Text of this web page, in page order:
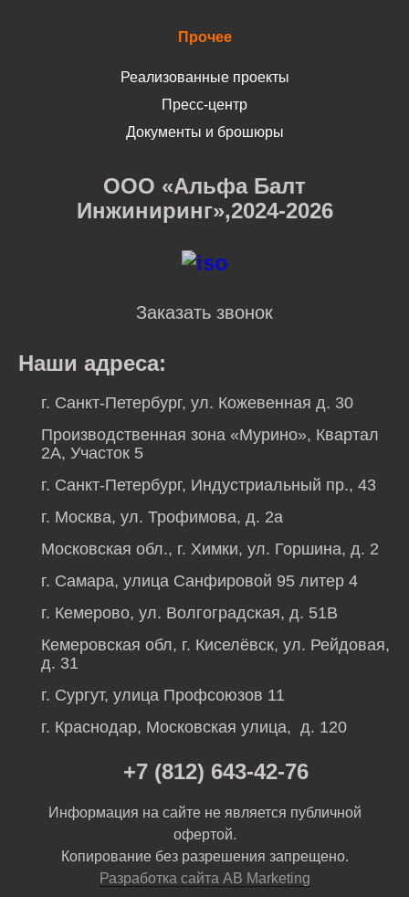
Прочее
Реализованные проекты
Пресс-центр
Документы и брошюры
ООО «Альфа Балт
Инжиниринг»,2024-2026
Заказать звонок
Наши адреса:
г. Санкт-Петербург, ул. Кожевенная д. 30
Производственная зона «Мурино», Квартал
2А, Участок 5
г. Санкт-Петербург, Индустриальный пр., 43
г. Москва, ул. Трофимова, д. 2а
Московская обл., г. Химки, ул. Горшина, д. 2
г. Самара, улица Санфировой 95 литер 4
г. Кемерово, ул. Волгоградская, д. 51В
Кемеровская обл, г. Киселёвск, ул. Рейдовая,
д. 31
г. Сургут, улица Профсоюзов 11
г. Краснодар, Московская улица, д. 120
+7 (812) 643-42-76
Информация на сайте не является публичной
офертой.
Копирование без разрешения запрещено.
Разработка сайта AB Marketing